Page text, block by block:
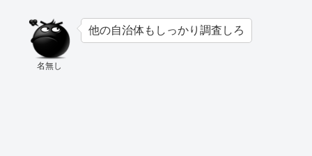
名無し
他の自治体もしっかり調査しろ